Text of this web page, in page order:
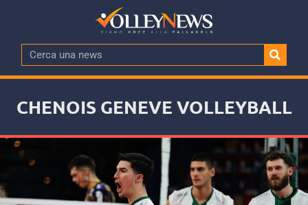
CHENOIS GENEVE VOLLEYBALL